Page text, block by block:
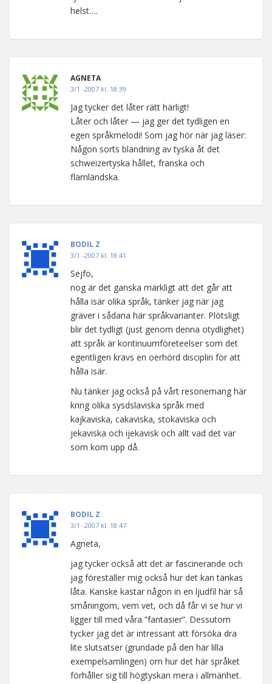
helst….
AGNETA
3/1 -2007 kl. 18:39
Jag tycker det låter rätt härligt!
Låter och låter — jag ger det tydligen en
egen språkmelodi! Som jag hör när jag läser:
Någon sorts blandning av tyska åt det
schweizertyska hållet, franska och
flamländska.
BODIL Z
3/1 -2007 kl. 18:41
Sejfo,
nog är det ganska märkligt att det går att
hålla isär olika språk, tänker jag när jag
gräver i sådana här språkvarianter. Plötsligt
blir det tydligt (just genom denna otydlighet)
att språk är kontinuumföreteelser som det
egentligen krävs en oerhörd disciplin för att
hålla isär.
Nu tänker jag också på vårt resonemang här
kring olika sysdslaviska språk med
kajkaviska, cakaviska, stokaviska och
jekaviska och ijekavisk och allt vad det var
som kom upp då.
BODIL Z
3/1 -2007 kl. 18:47
Agneta,
jag tycker också att det är fascinerande och
jag föreställer mig också hur det kan tänkas
låta. Kanske kastar någon in en ljudfil här så
småningom, vem vet, och då får vi se hur vi
ligger till med våra ”fantasier”. Dessutom
tycker jag det är intressant att försöka dra
lite slutsatser (grundade på den här lilla
exempelsamlingen) om hur det här språket
förhåller sig till högtyskan mera i allmänhet.